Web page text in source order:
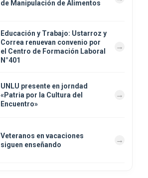
de Manipulación de Alimentos
Educación y Trabajo: Ustarroz y
Correa renuevan convenio por
el Centro de Formación Laboral
N°401
UNLU presente en jorndad
«Patria por la Cultura del
Encuentro»
Veteranos en vacaciones
siguen enseñando